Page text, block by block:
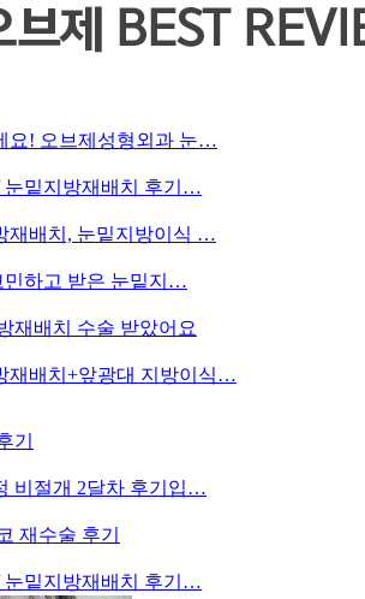
요! 오브제성형외과 눈…
눈밑지방재배치 후기…
재배치, 눈밑지방이식 …
민하고 받은 눈밑지…
재배치 수술 받았어요
재배치+앞광대 지방이식…
기
비절개 2달차 후기입…
재수술 후기
눈밑지방재배치 후기…